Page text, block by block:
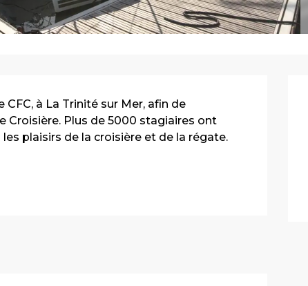
CFC, à La Trinité sur Mer, afin de
Croisière. Plus de 5000 stagiaires ont
plaisirs de la croisière et de la régate.